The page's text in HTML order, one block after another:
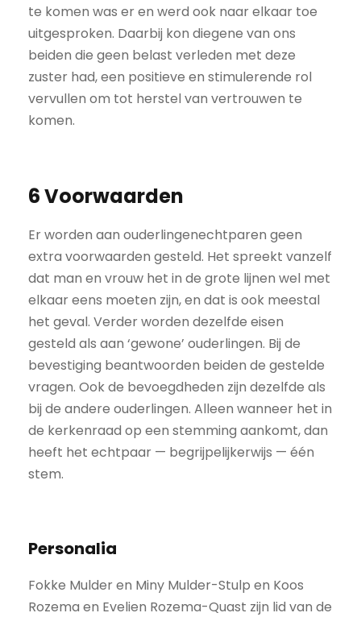
te komen was er en werd ook naar elkaar toe
uitgesproken. Daarbij kon diegene van ons
beiden die geen belast verleden met deze
zuster had, een positieve en stimulerende rol
vervullen om tot herstel van vertrouwen te
komen.
6 Voorwaarden
Er worden aan ouderlingenechtparen geen
extra voorwaarden gesteld. Het spreekt vanzelf
dat man en vrouw het in de grote lijnen wel met
elkaar eens moeten zijn, en dat is ook meestal
het geval. Verder worden dezelfde eisen
gesteld als aan ‘gewone’ ouderlingen. Bij de
bevestiging beantwoorden beiden de gestelde
vragen. Ook de bevoegdheden zijn dezelfde als
bij de andere ouderlingen. Alleen wanneer het in
de kerkenraad op een stemming aankomt, dan
heeft het echtpaar — begrijpelijkerwijs — één
stem.
Personalia
Fokke Mulder en Miny Mulder-Stulp en Koos
Rozema en Evelien Rozema-Quast zijn lid van de